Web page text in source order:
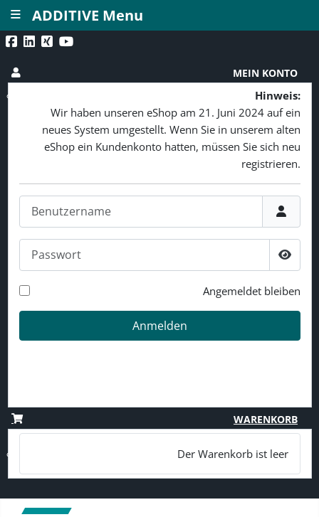
MEIN KONTO
Hinweis:
Wir haben unseren eShop am 21. Juni 2024 auf ein
neues System umgestellt. Wenn Sie in unserem alten
eShop ein Kundenkonto hatten, müssen Sie sich neu
registrieren.
Angemeldet bleiben
Anmelden
WARENKORB
Der Warenkorb ist leer
ADDITIVE Menu
≡